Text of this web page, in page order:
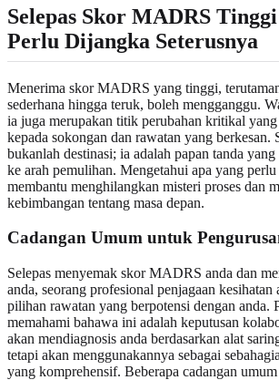
Selepas Skor MADRS
Perlu Dijangka Seterusnya
Menerima skor MADRS yang tinggi,
sederhana hingga teruk, boleh mengganggu.
ia juga merupakan titik perubahan kritikal
kepada sokongan dan rawatan yang berkesan.
bukanlah destinasi; ia adalah papan tanda
ke arah pemulihan. Mengetahui apa yang
membantu menghilangkan misteri proses dan
kebimbangan tentang masa depan.
Cadangan Umum untuk
Selepas menyemak skor MADRS anda dan
anda, seorang profesional penjagaan kesihatan
pilihan rawatan yang berpotensi dengan anda.
memahami bahawa ini adalah keputusan
akan mendiagnosis anda berdasarkan alat
tetapi akan menggunakannya sebagai
yang komprehensif. Beberapa cadangan